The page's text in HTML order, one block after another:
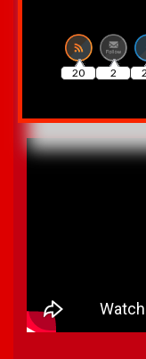
Σκιά στη Γη
20 2